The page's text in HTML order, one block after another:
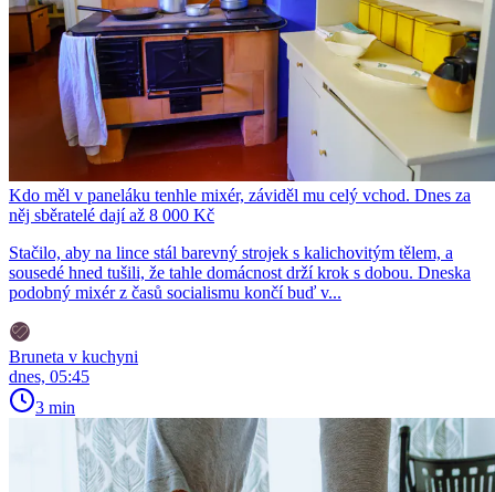
Kdo měl v paneláku tenhle mixér, záviděl mu celý vchod. Dnes za
něj sběratelé dají až 8 000 Kč
Stačilo, aby na lince stál barevný strojek s kalichovitým tělem, a
sousedé hned tušili, že tahle domácnost drží krok s dobou. Dneska
podobný mixér z časů socialismu končí buď v...
Bruneta v kuchyni
dnes, 05:45
3 min